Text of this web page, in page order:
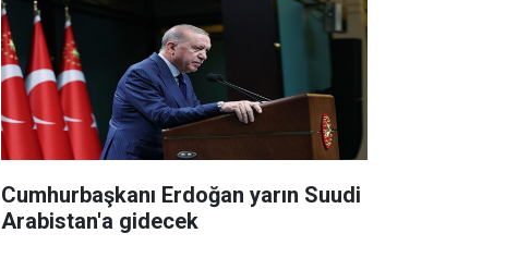
Cumhurbaşkanı Erdoğan yarın Suudi
Arabistan'a gidecek